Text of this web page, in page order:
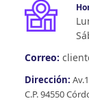
Correo:
Dirección:
C.P. 94550